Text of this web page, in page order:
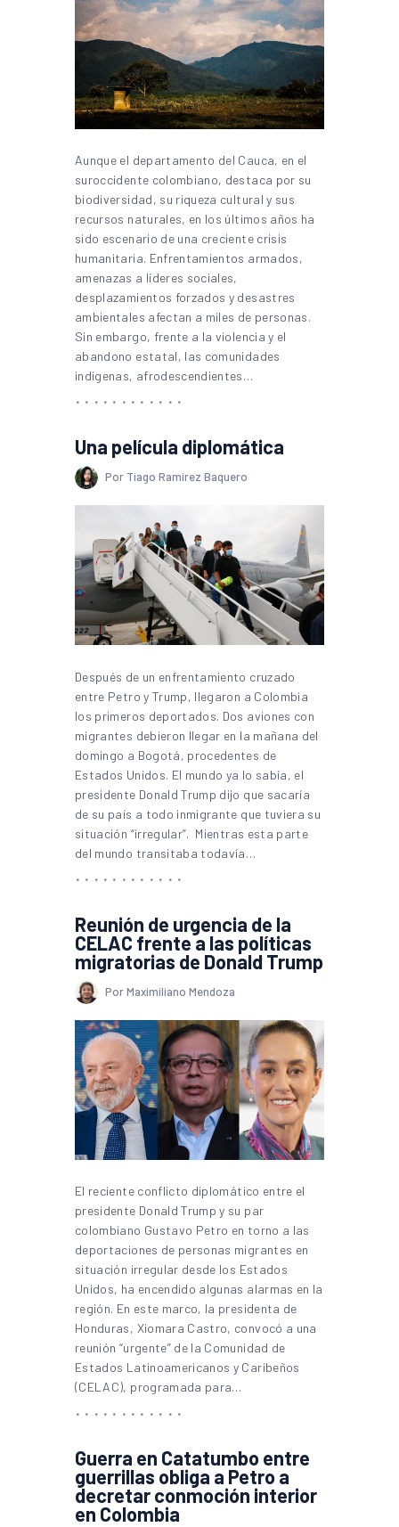
Aunque el departamento del Cauca, en el
suroccidente colombiano, destaca por su
biodiversidad, su riqueza cultural y sus
recursos naturales, en los últimos años ha
sido escenario de una creciente crisis
humanitaria. Enfrentamientos armados,
amenazas a líderes sociales,
desplazamientos forzados y desastres
ambientales afectan a miles de personas.
Sin embargo, frente a la violencia y el
abandono estatal, las comunidades
indígenas, afrodescendientes…
Una película diplomática
Por Tiago Ramírez Baquero
Después de un enfrentamiento cruzado
entre Petro y Trump, llegaron a Colombia
los primeros deportados. Dos aviones con
migrantes debieron llegar en la mañana del
domingo a Bogotá, procedentes de
Estados Unidos. El mundo ya lo sabía, el
presidente Donald Trump dijo que sacaría
de su país a todo inmigrante que tuviera su
situación “irregular”. Mientras esta parte
del mundo transitaba todavía…
Reunión de urgencia de la
CELAC frente a las políticas
migratorias de Donald Trump
Por Maximiliano Mendoza
El reciente conflicto diplomático entre el
presidente Donald Trump y su par
colombiano Gustavo Petro en torno a las
deportaciones de personas migrantes en
situación irregular desde los Estados
Unidos, ha encendido algunas alarmas en la
región. En este marco, la presidenta de
Honduras, Xiomara Castro, convocó a una
reunión “urgente” de la Comunidad de
Estados Latinoamericanos y Caribeños
(CELAC), programada para…
Guerra en Catatumbo entre
guerrillas obliga a Petro a
decretar conmoción interior
en Colombia